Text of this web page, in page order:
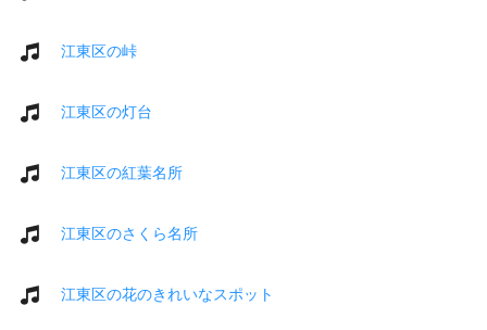
江東区の峠
江東区の灯台
江東区の紅葉名所
江東区のさくら名所
江東区の花のきれいなスポット